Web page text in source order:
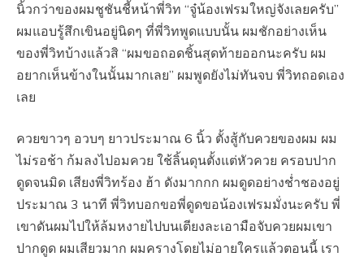
นิ้วกว่าของผมชูชันชี้หน้าพี่วิท “จู๋น้องเฟรมใหญ่จังเลยครับ”
ผมแอบรู้สึกเขินอยู่นิดๆ ที่พี่วิทพูดแบบนั้น ผมชักอย่างเห็น
ของพี่วิทบ้างแล้วสิ “ผมขอถอดชิ้นสุดท้ายออกนะครับ ผม
อยากเห็นข้างในนั้นมากเลย” ผมพูดยังไม่ทันจบ พี่วิทถอดเอง
เลย
ควยขาวๆ อวบๆ ยาวประมาณ 6 นิ้ว ตั้งสู้กับควยของผม ผม
ไม่รอช้า ก้มลงไปอมควย ใช้ลิ้นดุนตั้งแต่หัวควย ครอบปาก
ดูดจนมิด เสียงพี่วิทร้อง ฮ้า ดังมากกก ผมดูดอย่างช่ำชองอยู่
ประมาณ 3 นาที พี่วิทบอกขอพี่ดูดขอน้องเฟรมมั่งนะครับ พี่
เขาดันผมไปให้ล้มหงายไปบนเตียงละเอามือจับควยผมเขา
ปากดูด ผมเสียวมาก ผมครางโดยไม่อายใครแล้วตอนนี้ เรา